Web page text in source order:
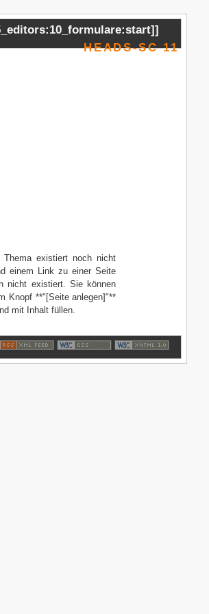
]]
HEADS-SC 11
Thema existiert noch nicht
einem Link zu einer Seite
nicht existiert. Sie können
Knopf **"[Seite anlegen]"**
mit Inhalt füllen.